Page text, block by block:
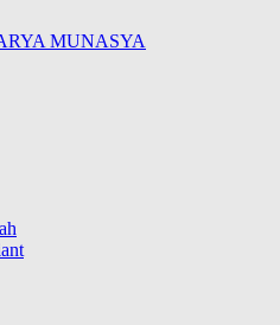
berbagai hal di sekitarnya